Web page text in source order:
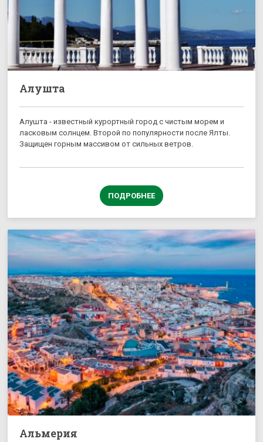
Алушта
Алушта - известный курортный город с чистым морем и
ласковым солнцем. Второй по популярности после Ялты.
Защищен горным массивом от сильных ветров.
ПОДРОБНЕЕ
Альмерия